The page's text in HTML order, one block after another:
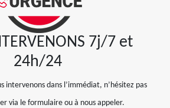
7j/7 et
24h/24
intervenons dans l’immédiat, n’hésitez pas
via le formulaire ou à nous appeler.